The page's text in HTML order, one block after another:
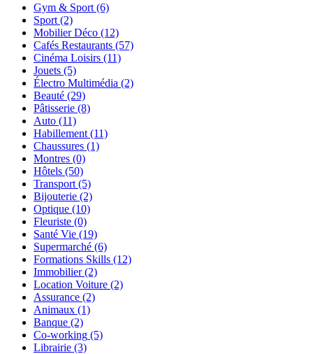
Gym & Sport (6)
Sport (2)
Mobilier Déco (12)
Cafés Restaurants (57)
Cinéma Loisirs (11)
Jouets (5)
Électro Multimédia (2)
Beauté (29)
Pâtisserie (8)
Auto (11)
Habillement (11)
Chaussures (1)
Montres (0)
Hôtels (50)
Transport (5)
Bijouterie (2)
Optique (10)
Fleuriste (0)
Santé Vie (19)
Supermarché (6)
Formations Skills (12)
Immobilier (2)
Location Voiture (2)
Assurance (2)
Animaux (1)
Banque (2)
Co-working (5)
Librairie (3)